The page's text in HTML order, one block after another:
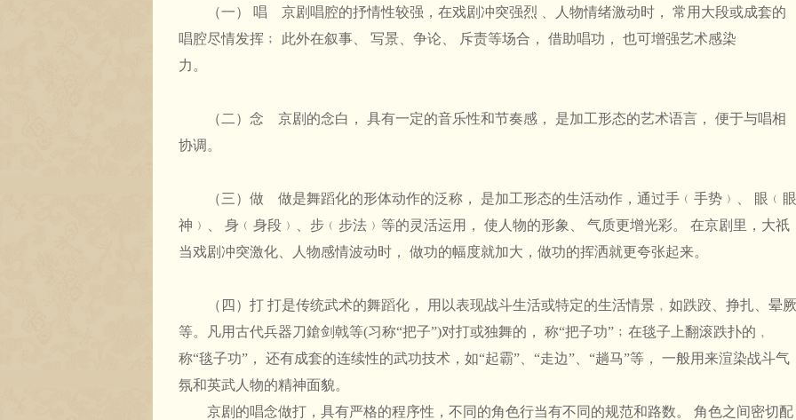
（一） 唱 京剧唱腔的抒情性较强，在戏剧冲突强烈﹑ 人物情绪激动时， 常用大段或成套的
唱腔尽情发挥﹔ 此外在叙事、 写景、争论、 斥责等场合， 借助唱功， 也可增强艺术感染
力。
（二）念 京剧的念白， 具有一定的音乐性和节奏感， 是加工形态的艺术语言， 便于与唱相
协调。
（三）做 做是舞蹈化的形体动作的泛称， 是加工形态的生活动作，通过手﹙手势﹚、 眼﹙眼
神﹚、 身﹙身段﹚、步﹙步法﹚等的灵活运用， 使人物的形象、 气质更增光彩。 在京剧里，大祇
当戏剧冲突激化、人物感情波动时， 做功的幅度就加大，做功的挥洒就更夸张起来。
（四）打 打是传统武术的舞蹈化， 用以表现战斗生活或特定的生活情景﹐如跌跤、挣扎、晕厥
等。凡用古代兵器刀鎗剑戟等(习称“把子”)对打或独舞的， 称“把子功”﹔在毯子上翻滚跌扑的﹐
称“毯子功”， 还有成套的连续性的武功技术，如“起霸”、“走边”、“趟马”等， 一般用来渲染战斗气
氛和英武人物的精神面貌。
京剧的唱念做打，具有严格的程序性，不同的角色行当有不同的规范和路数。 角色之间密切配